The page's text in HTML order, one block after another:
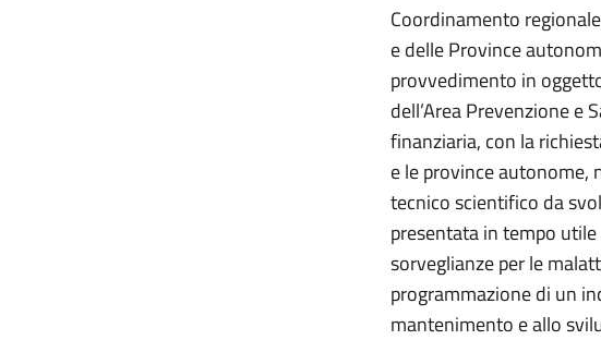
Coordinamento
e delle Province
provvedimento in
dell’Area Prevenzione e
finanziaria, con la
e le province autonome,
tecnico scientifico da
presentata in tempo
sorveglianze per le
programmazione di un
mantenimento e allo